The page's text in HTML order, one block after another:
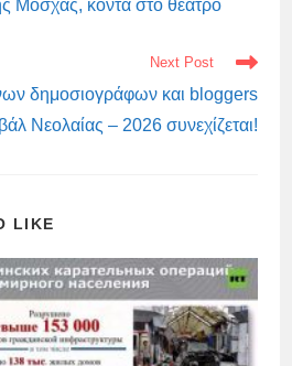
Μόσχας, κοντά στο θέατρο
Next Post
δημοσιογράφων και bloggers
Νεολαίας – 2026 συνεχίζεται!
LIKE